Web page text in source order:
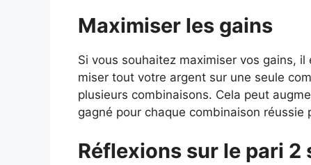
Maximiser les gains
Si vous souhaitez maximiser vos gains, il
miser tout votre argent sur une seule
plusieurs combinaisons. Cela peut
gagné pour chaque combinaison réussie
Réflexions sur le pari 2